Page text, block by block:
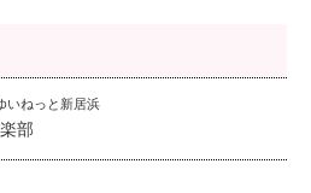
いねっと新居浜
部